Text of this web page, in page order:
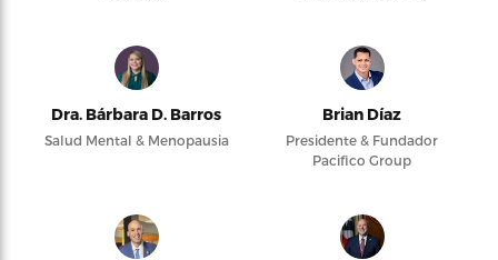
Dra. Bárbara D. Barros
Salud Mental & Menopausia
Brian Díaz
Presidente & Fundador
Pacifico Group